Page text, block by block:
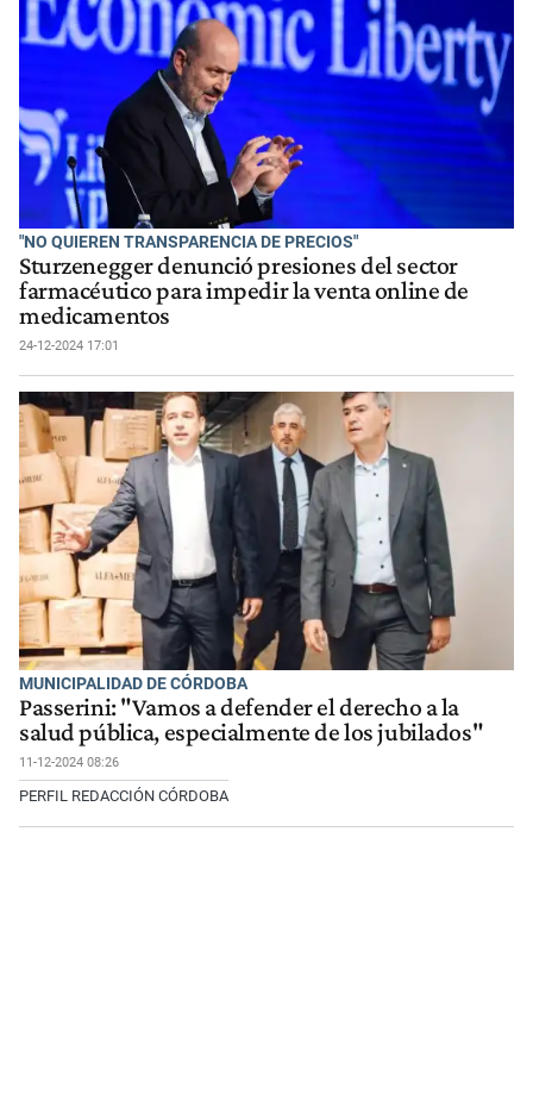
"NO QUIEREN TRANSPARENCIA DE PRECIOS"
Sturzenegger denunció presiones del sector
farmacéutico para impedir la venta online de
medicamentos
24-12-2024 17:01
MUNICIPALIDAD DE CÓRDOBA
Passerini: "Vamos a defender el derecho a la
salud pública, especialmente de los jubilados"
11-12-2024 08:26
PERFIL REDACCIÓN CÓRDOBA